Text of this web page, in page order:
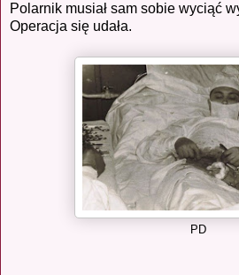
Polarnik musiał sam sobie wyciąć
Operacja się udała.
PD